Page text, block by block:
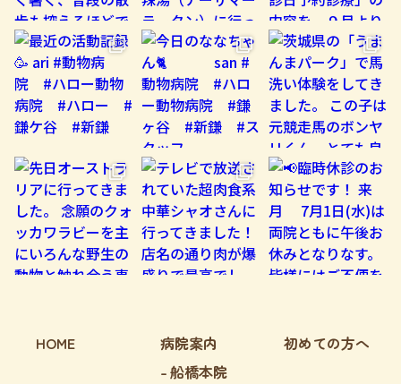
HOME
病院案内
船橋本院
初めての方へ